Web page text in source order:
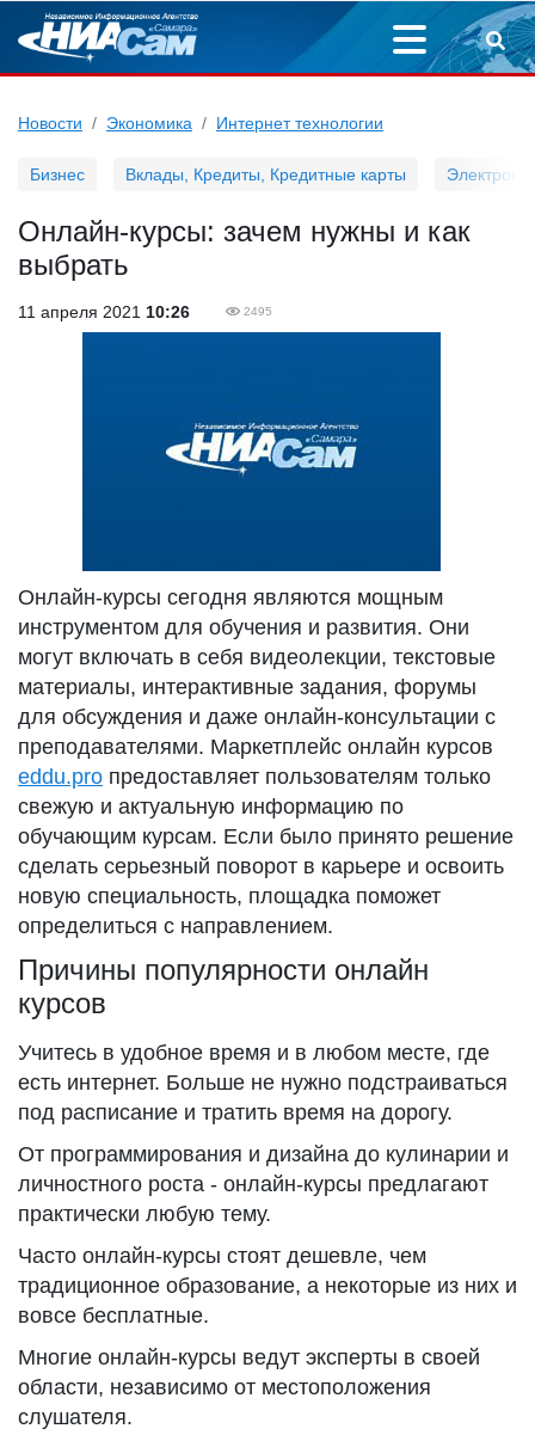
Новости Экономика Интернет технологии
Бизнес Вклады, Кредиты, Кредитные карты
Онлайн-курсы: зачем нужны и как
выбрать
11 апреля 2021 10:26 2495
Онлайн-курсы сегодня являются мощным
инструментом для обучения и развития. Они
могут включать в себя видеолекции, текстовые
материалы, интерактивные задания, форумы
для обсуждения и даже онлайн-консультации с
преподавателями. Маркетплейс онлайн курсов
eddu.pro предоставляет пользователям только
свежую и актуальную информацию по
обучающим курсам. Если было принято решение
сделать серьезный поворот в карьере и освоить
новую специальность, площадка поможет
определиться с направлением.
Причины популярности онлайн
курсов
Учитесь в удобное время и в любом месте, где
есть интернет. Больше не нужно подстраиваться
под расписание и тратить время на дорогу.
От программирования и дизайна до кулинарии и
личностного роста - онлайн-курсы предлагают
практически любую тему.
Часто онлайн-курсы стоят дешевле, чем
традиционное образование, а некоторые из них и
вовсе бесплатные.
Многие онлайн-курсы ведут эксперты в своей
области, независимо от местоположения
слушателя.